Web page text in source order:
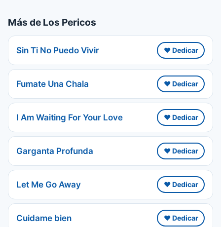
Más de Los Pericos
Sin Ti No Puedo Vivir ❤️ Dedicar
Fumate Una Chala ❤️ Dedicar
I Am Waiting For Your Love ❤️ Dedicar
Garganta Profunda ❤️ Dedicar
Let Me Go Away ❤️ Dedicar
Cuidame bien ❤️ Dedicar